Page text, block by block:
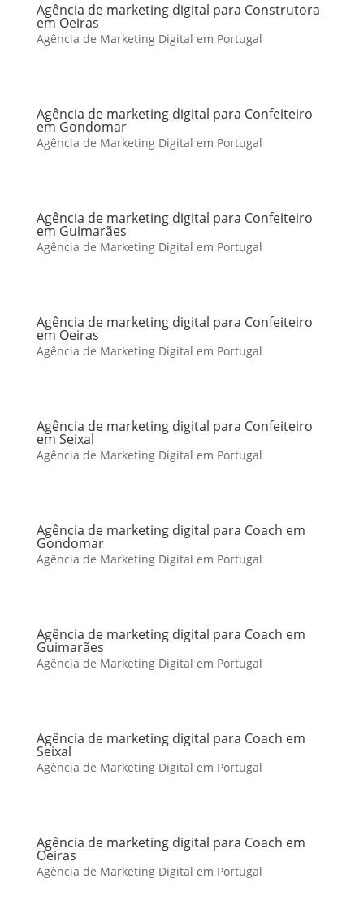
Agência de marketing digital para Construtora
em Oeiras
Agência de Marketing Digital em Portugal
Agência de marketing digital para Confeiteiro
em Gondomar
Agência de Marketing Digital em Portugal
Agência de marketing digital para Confeiteiro
em Guimarães
Agência de Marketing Digital em Portugal
Agência de marketing digital para Confeiteiro
em Oeiras
Agência de Marketing Digital em Portugal
Agência de marketing digital para Confeiteiro
em Seixal
Agência de Marketing Digital em Portugal
Agência de marketing digital para Coach em
Gondomar
Agência de Marketing Digital em Portugal
Agência de marketing digital para Coach em
Guimarães
Agência de Marketing Digital em Portugal
Agência de marketing digital para Coach em
Seixal
Agência de Marketing Digital em Portugal
Agência de marketing digital para Coach em
Oeiras
Agência de Marketing Digital em Portugal